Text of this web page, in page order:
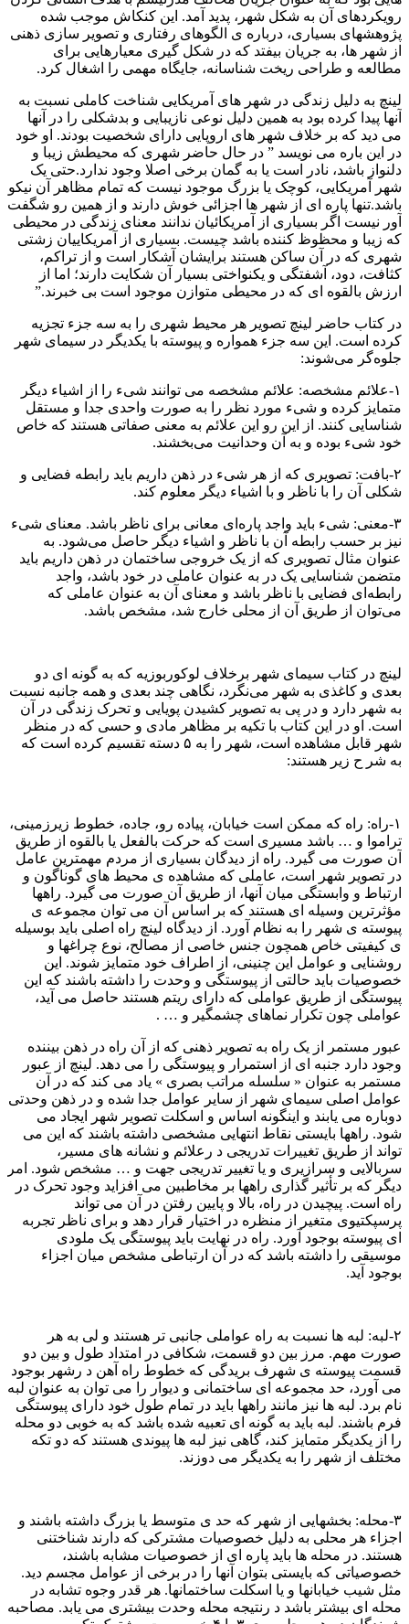
رویکردهای آن به شکل شهر، پدید آمد. این کنکاش موجب شده
پژوهشهای بسیاری، درباره ی الگوهای رفتاری و تصویر سازی ذهنی
از شهر ها، به جریان بیفتد که در شکل گیری معیارهایی برای
مطالعه و طراحی ریخت شناسانه، جایگاه مهمی را اشغال کرد.
لینچ به دلیل زندگی در شهر های آمریکایی شناخت کاملی نسبت به
آنها پیدا کرده بود به همین دلیل نوعی نازیبایی و بدشکلی را در آنها
می دید که بر خلاف شهر های اروپایی دارای شخصیت بودند. او خود
در این باره می نویسد ” در حال حاضر شهری که محیطش زیبا و
دلنواز باشد، نادر است یا به گمان برخی اصلا وجود ندارد.حتی یک
شهر آمریکایی، کوچک یا بزرگ موجود نیست که تمام مظاهر آن نیکو
باشد.تنها پاره ای از شهر ها اجزائی خوش دارند و از همین رو شگفت
آور نیست اگر بسیاری از آمریکائیان ندانند معنای زندگی در محیطی
که زیبا و محظوظ کننده باشد چیست. بسیاری از آمریکاییان زشتی
شهری که در آن ساکن هستند برایشان آشکار است و از تراکم،
کثافت، دود، آشفتگی و یکنواختی بسیار آن شکایت دارند؛ اما از
ارزش بالقوه ای که در محیطی متوازن موجود است بی خبرند.”
در کتاب حاضر لینچ تصویر هر محیط شهری را به سه جزء تجزیه
کرده است. این سه جزء همواره و پیوسته با یکدیگر در سیمای شهر
جلوه‌گر می‌شوند:
۱-علائم مشخصه: علائم مشخصه می توانند شیء را از اشیاء دیگر
متمایز کرده و شیء مورد نظر را به صورت واحدی جدا و مستقل
شناسایی کنند. از این رو این علائم به معنی صفاتی هستند که خاص
خود شیء بوده و به آن وحدانیت می‌بخشند.
۲-بافت: تصویری که از هر شیء در ذهن داریم باید رابطه فضایی و
شکلی آن را با ناظر و با اشیاء دیگر معلوم کند.
۳-معنی: شیء باید واجد پاره‌ای معانی برای ناظر باشد. معنای شیء
نیز بر حسب رابطه آن با ناظر و اشیاء دیگر حاصل می‌شود. به
عنوان مثال تصویری که از یک خروجی ساختمان در ذهن داریم باید
متضمن شناسایی یک در به عنوان عاملی در خود باشد، واجد
رابطه‌ای فضایی با ناظر باشد و معنای آن به عنوان عاملی که
می‌توان از طریق آن از محلی خارج شد، مشخص باشد.
لینچ در کتاب سیمای شهر برخلاف لوکوربوزیه که به گونه ای دو
بعدی و کاغذی به شهر می‌نگرد، نگاهی چند بعدی و همه جانبه نسبت
به شهر دارد و در پی به تصویر کشیدن پویایی و تحرک زندگی در آن
است. او در این کتاب با تکیه بر مظاهر مادی و حسی که در منظر
شهر قابل مشاهده است، شهر را به ۵ دسته تقسیم کرده است که
به شر ح زیر هستند:
۱-راه: راه که ممکن است خیابان، پیاده رو، جاده، خطوط زیرزمینی،
تراموا و … باشد مسیری است که حرکت بالفعل یا بالقوه از طریق
آن صورت می گیرد. راه از دیدگان بسیاری از مردم مهمترین عامل
در تصویر شهر است، عاملی که مشاهده ی محیط های گوناگون و
ارتباط و وابستگی میان آنها، از طریق آن صورت می گیرد. راهها
مؤثرترین وسیله ای هستند که بر اساس آن می توان مجموعه ی
پیوسته ی شهر را به نظام آورد. از دیدگاه لینچ راه اصلی باید بوسیله
ی کیفیتی خاص همچون جنس خاصی از مصالح، نوع چراغها و
روشنایی و عوامل این چنینی، از اطراف خود متمایز شوند. این
خصوصیات باید حالتی از پیوستگی و وحدت را داشته باشند که این
پیوستگی از طریق عواملی که دارای ریتم هستند حاصل می آید،
عواملی چون تکرار نماهای چشمگیر و … .
عبور مستمر از یک راه به تصویر ذهنی که از آن راه در ذهن بیننده
وجود دارد جنبه ای از استمرار و پیوستگی را می دهد. لینچ از عبور
مستمر به عنوان « سلسله مراتب بصری » یاد می کند که در آن
عوامل اصلی سیمای شهر از سایر عوامل جدا شده و در ذهن وحدتی
دوباره می یابند و اینگونه اساس و اسکلت تصویر شهر ایجاد می
شود. راهها بایستی نقاط انتهایی مشخصی داشته باشند که این می
تواند از طریق تغییرات تدریجی د رعلائم و نشانه های مسیر،
سربالایی و سرازیری و یا تغییر تدریجی جهت و … مشخص شود. امر
دیگر که بر تأثیر گذاری راهها بر مخاطبین می افزاید وجود تحرک در
راه است. پیچیدن در راه، بالا و پایین رفتن در آن می تواند
پرسپکتیوی متغیر از منظره در اختیار قرار دهد و برای ناظر تجربه
ای پیوسته بوجود آورد. راه در نهایت باید پیوستگی یک ملودی
موسیقی را داشته باشد که در آن ارتباطی مشخص میان اجزاء
بوجود آید.
۲-لبه: لبه ها نسبت به راه عواملی جانبی تر هستند و لی به هر
صورت مهم. مرز بین دو قسمت، شکافی در امتداد طول و بین دو
قسمت پیوسته ی شهرف بریدگی که خطوط راه آهن د رشهر بوجود
می آورد، حد مجموعه ای ساختمانی و دیوار را می توان به عنوان لبه
نام برد. لبه ها نیز مانند راهها باید در تمام طول خود دارای پیوستگی
فرم باشند. لبه باید به گونه ای تعبیه شده باشد که به خوبی دو محله
را از یکدیگر متمایز کند، گاهی نیز لبه ها پیوندی هستند که دو تکه
مختلف از شهر را به یکدیگر می دوزند.
۳-محله: بخشهایی از شهر که حد ی متوسط یا بزرگ داشته باشند و
اجزاء هر محلی به دلیل خصوصیات مشترکی که دارند شناختنی
هستند. در محله ها باید پاره ای از خصوصیات مشابه باشند،
خصوصیاتی که بایستی بتوان آنها را در برخی از عوامل مجسم دید.
مثل شیب خیابانها و یا اسکلت ساختمانها. هر قدر وجوه تشابه در
محله ای بیشتر باشد د رنتیجه محله وحدت بیشتری می یابد. مصاحبه